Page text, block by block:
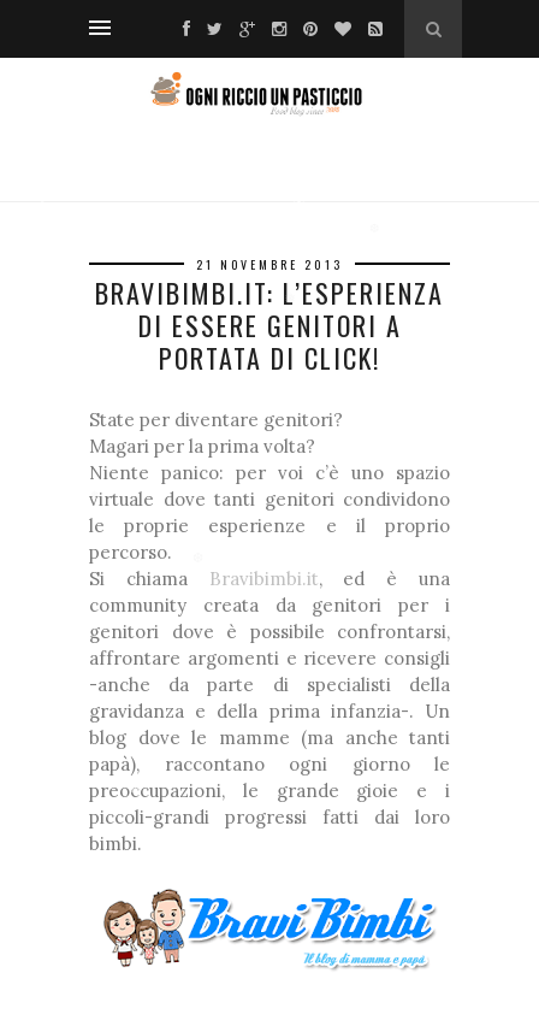
21 NOVEMBRE 2013
BRAVIBIMBI.IT: L’ESPERIENZA
DI ESSERE GENITORI A
PORTATA DI CLICK!
State per diventare genitori?
Magari per la prima volta?
Niente panico: per voi c’è uno spazio
virtuale dove tanti genitori condividono
le proprie esperienze e il proprio
percorso.
Si chiama Bravibimbi.it, ed è una
community creata da genitori per i
genitori dove è possibile confrontarsi,
affrontare argomenti e ricevere consigli
-anche da parte di specialisti della
gravidanza e della prima infanzia-. Un
blog dove le mamme (ma anche tanti
papà), raccontano ogni giorno le
preoccupazioni, le grande gioie e i
piccoli-grandi progressi fatti dai loro
bimbi.
❅
*
*
❅
❅